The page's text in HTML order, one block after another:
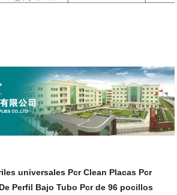
universales Pcr Clean Placas Pcr
Perfil Bajo Tubo Pcr de 96 pocillos